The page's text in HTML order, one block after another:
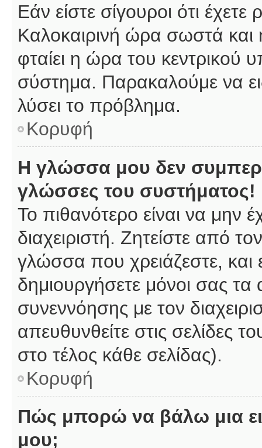
Εάν είστε σίγουροι ότι
Καλοκαιρινή ώρα σωστά και
φταίει η ώρα του κεντρικού
σύστημα. Παρακαλούμε να
λύσει το πρόβλημα.
Κορυφή
Η γλώσσα μου δεν
γλώσσες του συστήματος!
Το πιθανότερο είναι να μην
διαχειριστή. Ζητείστε από
γλώσσα που χρειάζεστε, και
δημιουργήσετε μόνοι σας
συνεννόησης με τον
απευθυνθείτε στις
στο τέλος κάθε σελίδας).
Κορυφή
Πώς μπορώ να βάλω μια
μου;